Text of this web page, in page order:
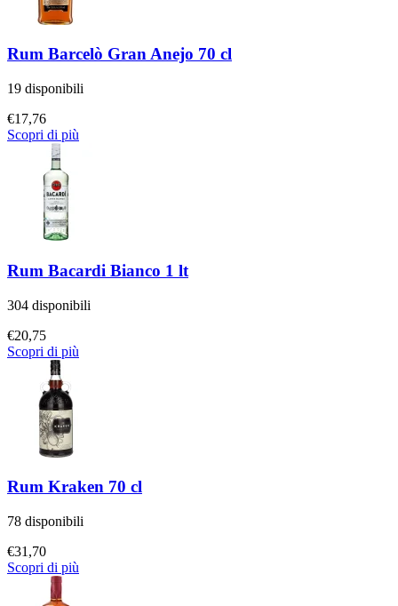
Rum Barcelò Gran Anejo 70 cl
19 disponibili
€17,76
Scopri di più
Rum Bacardi Bianco 1 lt
304 disponibili
€20,75
Scopri di più
Rum Kraken 70 cl
78 disponibili
€31,70
Scopri di più